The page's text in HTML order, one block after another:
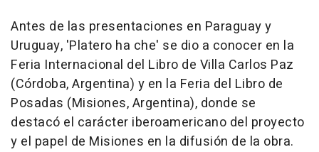
Antes de las presentaciones en Paraguay y
Uruguay, 'Platero ha che' se dio a conocer en la
Feria Internacional del Libro de Villa Carlos Paz
(Córdoba, Argentina) y en la Feria del Libro de
Posadas (Misiones, Argentina), donde se
destacó el carácter iberoamericano del proyecto
y el papel de Misiones en la difusión de la obra.